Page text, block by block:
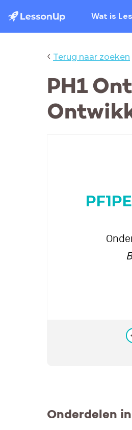
Wat is
‹ Terug naar zoeken
PH1
Onderdelen